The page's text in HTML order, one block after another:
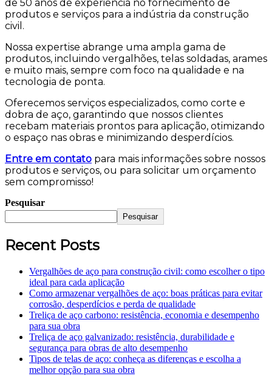
de 50 anos de experiência no fornecimento de
produtos e serviços para a indústria da construção
civil.
Nossa expertise abrange uma ampla gama de
produtos, incluindo vergalhões, telas soldadas, arames
e muito mais, sempre com foco na qualidade e na
tecnologia de ponta.
Oferecemos serviços especializados, como corte e
dobra de aço, garantindo que nossos clientes
recebam materiais prontos para aplicação, otimizando
o espaço nas obras e minimizando desperdícios.
Entre em contato para mais informações sobre nossos
produtos e serviços, ou para solicitar um orçamento
sem compromisso!
Pesquisar
Pesquisar
Recent Posts
Vergalhões de aço para construção civil: como escolher o tipo
ideal para cada aplicação
Como armazenar vergalhões de aço: boas práticas para evitar
corrosão, desperdícios e perda de qualidade
Treliça de aço carbono: resistência, economia e desempenho
para sua obra
Treliça de aço galvanizado: resistência, durabilidade e
segurança para obras de alto desempenho
Tipos de telas de aço: conheça as diferenças e escolha a
melhor opção para sua obra